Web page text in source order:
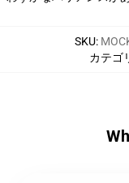
SKU:
カテゴ